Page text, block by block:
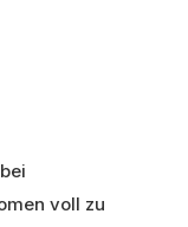
voll zu